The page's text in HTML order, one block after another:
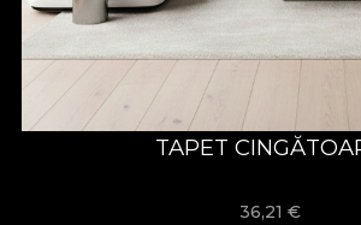
TAPET
36,21 €